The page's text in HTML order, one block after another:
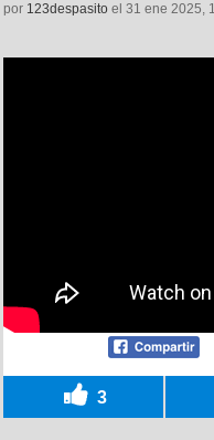
por 123despasito el 31 ene 2025,
3